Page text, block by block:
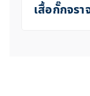
เสื้อกั๊กจรา